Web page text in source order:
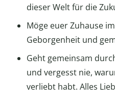
dieser Welt für die
Möge euer Zuhause
Geborgenheit und
Geht gemeinsam
und vergesst nie,
verliebt habt. Alles